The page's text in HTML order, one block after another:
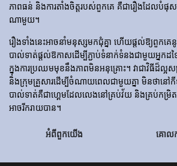
ភាពធន់ និងការតាំងចិត្តរបស់ពួកគេ គឺជារឿងដែលបំ
ណាមួយ។
រឿងទាំងនេះអាចនាំមនុស្សមកជុំគ្នា ហើយផ្តល់ឱ្យពួកគេ
បាល់ទាត់ផ្តល់ឱកាសដើម្បីភ្ជាប់ទំនាក់ទំនងជាមួយអ្នកដទ
ក្នុងការប្រឈមមុខនឹងភាពមិនអនុគ្រោះ។ វាជាវិធីដ៏ល្អសម្
និងក្រុមគ្រួសារដើម្បីចំណាយពេលជាមួយគ្នា មិនថានៅកី
បាល់ទាត់គឺជាហ្គេមដែលលេងនៅគ្រប់វ័យ និងគ្រប់កម្រិ
អាចរីករាយបាន។
អំពីពួកយើង គោល